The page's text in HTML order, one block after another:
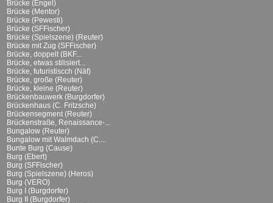
Brücke (Engel)
Brücke (Mentor)
Brücke (Pewesti)
Brücke (SFFischer)
Brücke (Spielszene) (Reuter)
Brücke mit Zug (SFFischer)
Brücke, doppelt (BKF...
Brücke, etwas stilisiert...
Brücke, futuristiscch (Näf)
Brücke, große (Reuter)
Brücke, kleine (Reuter)
Brückenbauwerk (Burgdorfer)
Brückenhaus (C. Fritzsche)
Brückensegment (Reuter)
Brückenstraße, Renaissance-...
Bungalow (Reuter)
Bungalow mit Walmdach (C....
Bunte Burg (Cause)
Burg (Ebert)
Burg (SFFischer)
Burg (Spielszene) (Heros)
Burg (VERO)
Burg I (Burgdorfer)
Burg II (Burgdorfer)